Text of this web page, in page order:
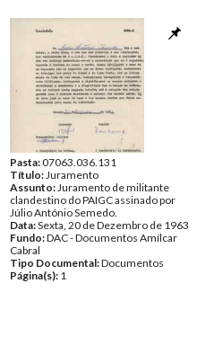
Pasta:07063.036.131
Título:Juramento
Assunto:Juramento de militante
clandestino do PAIGC assinado por
Júlio António Semedo.
Data:Sexta, 20 de Dezembro de 1963
Fundo:DAC - Documentos Amílcar
Cabral
Tipo Documental:Documentos
Página(s): 1